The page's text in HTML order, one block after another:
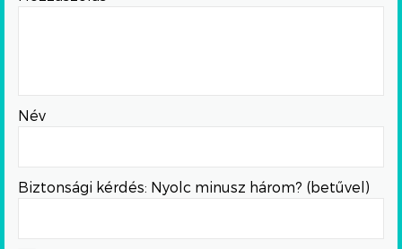
Név
Biztonsági kérdés: Nyolc minusz három? (betűvel)